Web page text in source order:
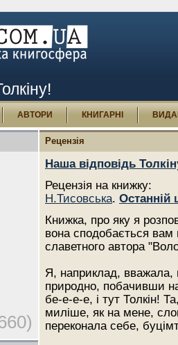
АВТОРИ КНИГАРНІ
Рецензія
Наша відповідь
Рецензія на книжку:
Н.Тисовська.
Книжка, про яку я
вона сподобається вам
славетного автора
Я, наприклад, вважала,
природно, побачивши
бе-е-е-е, і тут Толкін!
миліше, як на мене,
переконала себе,